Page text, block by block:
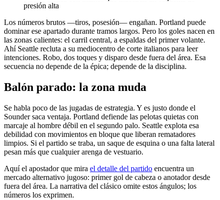
presión alta
Los números brutos —tiros, posesión— engañan. Portland puede
dominar ese apartado durante tramos largos. Pero los goles nacen en
las zonas calientes: el carril central, a espaldas del primer volante.
Ahí Seattle recluta a su mediocentro de corte italianos para leer
intenciones. Robo, dos toques y disparo desde fuera del área. Esa
secuencia no depende de la épica; depende de la disciplina.
Balón parado: la zona muda
Se habla poco de las jugadas de estrategia. Y es justo donde el
Sounder saca ventaja. Portland defiende las pelotas quietas con
marcaje al hombre débil en el segundo palo. Seattle explota esa
debilidad con movimientos en bloque que liberan rematadores
limpios. Si el partido se traba, un saque de esquina o una falta lateral
pesan más que cualquier arenga de vestuario.
Aquí el apostador que mira el detalle del partido encuentra un
mercado alternativo jugoso: primer gol de cabeza o anotador desde
fuera del área. La narrativa del clásico omite estos ángulos; los
números los exprimen.